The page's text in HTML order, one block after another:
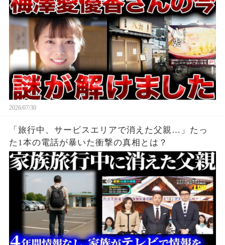
2026/07/30
「旅行中、サービスエリアで消えた父親…」たっ
た1本の電話が暴いた衝撃の真相とは？